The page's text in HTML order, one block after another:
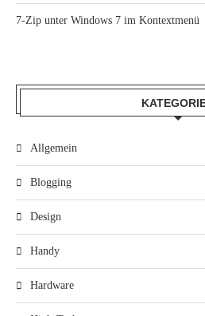
7-Zip unter Windows 7 im Kontextmenü
Allgemein
Blogging
Design
Handy
Hardware